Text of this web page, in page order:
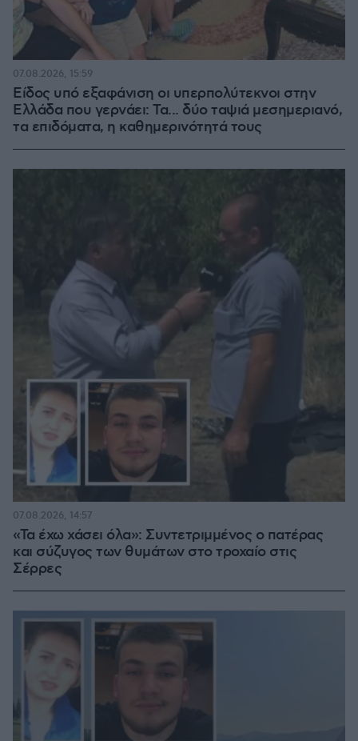
Είδος υπό εξαφάνιση οι υπερπολύτεκνοι στην
Ελλάδα που γερνάει: Τα... δύο ταψιά μεσημεριανό,
τα επιδόματα, η καθημερινότητά τους
07.08.2026, 15:59
«Τα έχω χάσει όλα»: Συντετριμμένος ο πατέρας
και σύζυγος των θυμάτων στο τροχαίο στις
Σέρρες
07.08.2026, 14:57